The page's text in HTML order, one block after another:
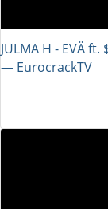
JULMA H - EVÄ
― EurocrackTV